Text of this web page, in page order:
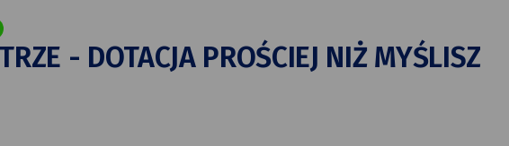
- DOTACJA PROŚCIEJ NIŻ MYŚLISZ